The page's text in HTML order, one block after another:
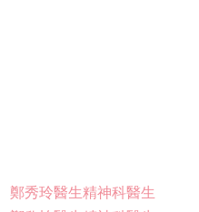
鄭秀玲醫生精神科醫生